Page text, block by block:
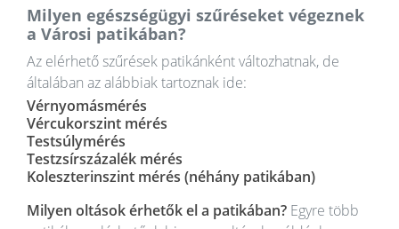
Milyen egészségügyi szűréseket végeznek
a Városi patikában?
Az elérhető szűrések patikánként változhatnak, de
általában az alábbiak tartoznak ide:
Vérnyomásmérés
Vércukorszint mérés
Testsúlymérés
Testzsírszázalék mérés
Koleszterinszint mérés (néhány patikában)
Milyen oltások érhetők el a patikában? Egyre több